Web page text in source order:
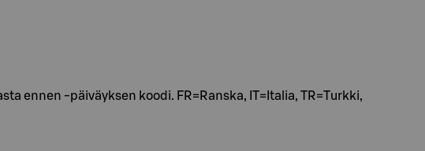
ennen -päiväyksen koodi. FR=Ranska, IT=Italia, TR=Turkki,